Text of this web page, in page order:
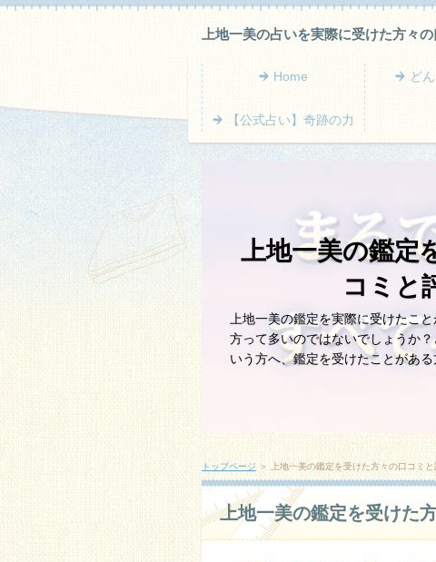
上地一美の占いを実際に受けた方々
Home ど
【公式占い】奇跡の力
上地一美の鑑定
コミと
上地一美の鑑定を実際に受けたこ
方って多いのではないでしょうか
いう方へ、鑑定を受けたことがあ
トップページ ＞ 上地一美の鑑定を受けた方々の口コミと
上地一美の鑑定を受けた